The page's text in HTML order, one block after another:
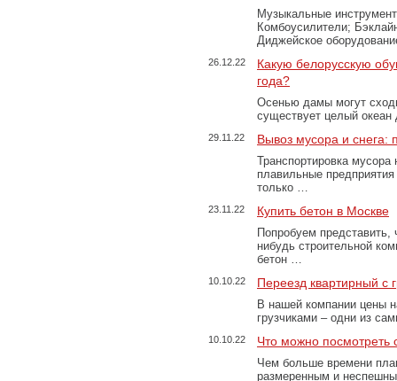
Музыкальные
Комбоусилители;
Диджейское
26.12.22
Какую белорусскую
года?
Осенью дамы могут
существует целый
29.11.22 Вывоз мусора и
Транспортировка
плавильные
только …
23.11.22 Купить бетон в Москве
Попробуем представить,
нибудь строительной
бетон …
10.10.22 Переезд квартирный с
В нашей компании цены
грузчиками – одни из
10.10.22 Что можно посмотреть
Чем больше времени
размеренным и